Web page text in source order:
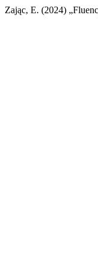
Zając, E. (2024)